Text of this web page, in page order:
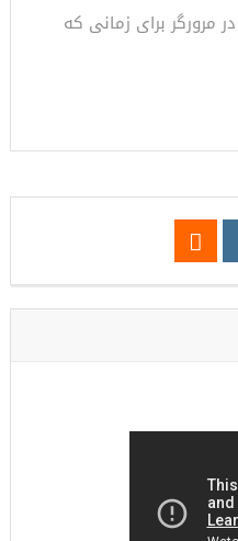
مرورگر برای زمانی که